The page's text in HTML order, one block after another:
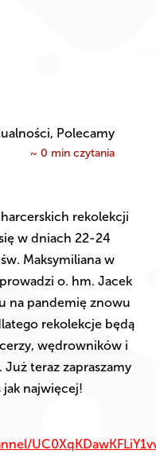
Polecamy
~ 0 min czytania
rekolekcji
w dniach 22-24
Maksymiliana w
o. hm. Jacek
na pandemię znowu
rekolekcje będą
wędrowników i
teraz zapraszamy
jak najwięcej!